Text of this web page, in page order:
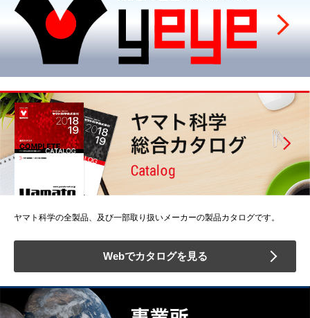
ヤマト科学の全製品、及び一部取り扱いメーカーの製品カタログです。
Webでカタログを見る